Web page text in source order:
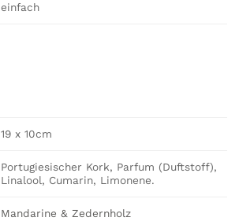
einfach
19 x 10cm
Portugiesischer Kork, Parfum (Duftstoff),
Linalool, Cumarin, Limonene.
Mandarine & Zedernholz